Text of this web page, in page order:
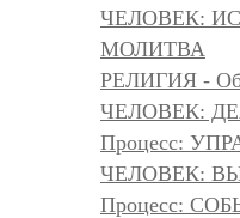
ЧЕЛОВЕК:
МОЛИТВА
РЕЛИГИЯ -
ЧЕЛОВЕК:
Процесс:
ЧЕЛОВЕК:
Процесс: